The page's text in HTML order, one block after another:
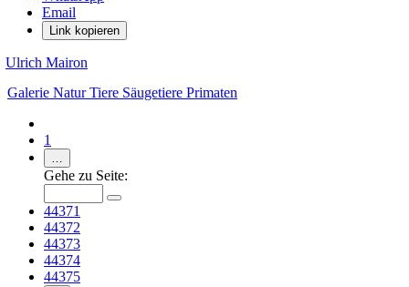
Email
Link kopieren
Ulrich Mairon
Galerie NaturTiere Säugetiere Primaten
1
…
Gehe zu Seite:
44371
44372
44373
44374
44375